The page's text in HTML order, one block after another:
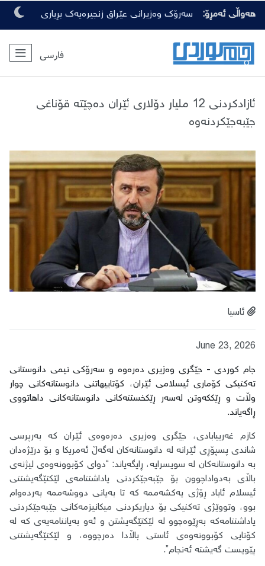
هەواڵی ئەمڕۆ: سەرۆک وەزیرانی عێراق زنجیرەیەک بڕیاری
گرنگی لەبارەی ڕەوشی ئەمنی دەرکرد
فارسی
ئازادکردنی 12 ملیار دۆلاری ئێران دەچێتە قۆناغی
جێبەجێکردنەوە
ئاسیا
June 23, 2026
جام کوردی - جێگری وەزیری دەرەوە و سەرۆکی تیمی دانوستانی
تەکنیکی کۆماری ئیسلامی ئێران، کۆتاییهاتنی دانوستانەکانی چوار
وڵات و ڕێککەوتن لەسەر ڕێکخستنەکانی دانوستانەکانی داهاتووی
ڕاگەیاند.
کازم غەریبابادی، جێگری وەزیری دەرەوەی ئێران کە بەرپرسی
شاندی پسپۆڕی ئێرانە لە دانوستانەکان لەگەڵ ئەمریکا و بۆ درێژەدان
بە دانوستانەکان لە سویسرایە، ڕایگەیاند: “دوای کۆبوونەوەی لیژنەی
باڵای بەدواداچوون بۆ جێبەجێکردنی یاداشتنامەی لێکتێگەیشتنی
ئیسلام ئاباد ڕۆژی یەکشەممە کە تا بەیانی دووشەممە بەردەوام
بوو، وتووێژی تەکنیکی بۆ دیاریکردنی میکانیزمەکانی جێبەجێکردنی
یاداشتنامەکە بەڕێوەچوو لە لێکتێگەیشتن و ئەو بەیاننامەیەی کە لە
کۆتایی کۆبوونەوەی ئاستی باڵادا دەرچووە، و لێکتێگەیشتنی
پێویست گەیشتە ئەنجام”.